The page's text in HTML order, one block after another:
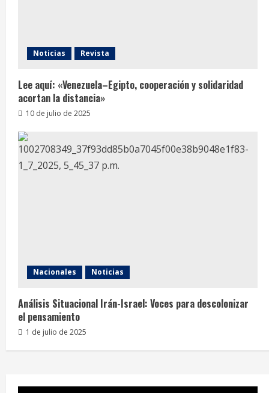
Noticias Revista
Lee aquí: «Venezuela–Egipto, cooperación y solidaridad
acortan la distancia»
10 de julio de 2025
Nacionales Noticias
Análisis Situacional Irán-Israel: Voces para descolonizar
el pensamiento
1 de julio de 2025